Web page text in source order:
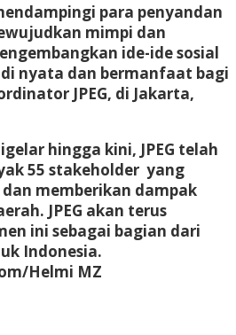
para penyandan
mimpi dan
ide-ide sosial
nyata dan bermanfaat bagi
JPEG, di Jakarta,
hingga kini, JPEG telah
55 stakeholder yang
memberikan dampak
JPEG akan terus
ini sebagai bagian dari
Indonesia.
Helmi MZ